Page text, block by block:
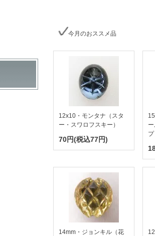
今月のおススメ品
12x10・モンタナ（スタ
ー・スワロフスキー）
70円(税込77円)
14mm・ジョンキル（花